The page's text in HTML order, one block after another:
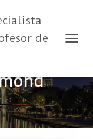
de